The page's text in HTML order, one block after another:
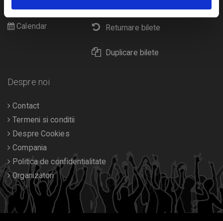
Returnare bilete
Duplicare bilete
Diverse
Calendar
Despre noi
Contact
Termeni si conditii
Despre Cookies
Compania
Politica de confidentialitate
Organizatori